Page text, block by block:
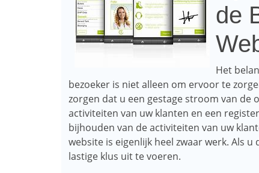
de
Het
bezoeker is niet alleen om ervoor te
zorgen dat u een gestage stroom van de
activiteiten van uw klanten en een
bijhouden van de activiteiten van uw
website is eigenlijk heel zwaar werk. Als
lastige klus uit te voeren.